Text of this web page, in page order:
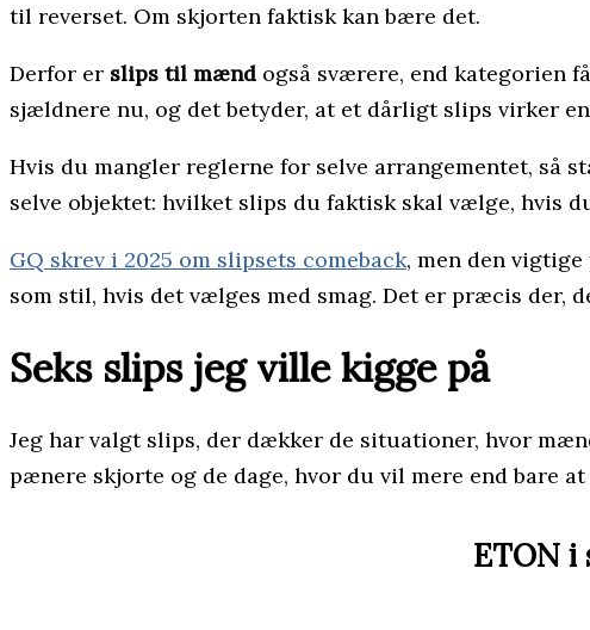
til reverset. Om skjorten faktisk kan bære det.
Derfor er slips til mænd også sværere, end kategorien
sjældnere nu, og det betyder, at et dårligt slips virker
Hvis du mangler reglerne for selve arrangementet, så
selve objektet: hvilket slips du faktisk skal vælge, hvis
GQ skrev i 2025 om slipsets comeback, men den
som stil, hvis det vælges med smag. Det er præcis der,
Seks slips jeg ville kigge på
Jeg har valgt slips, der dækker de situationer, hvor
pænere skjorte og de dage, hvor du vil mere end bare
ETON i